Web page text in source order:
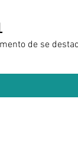
de se